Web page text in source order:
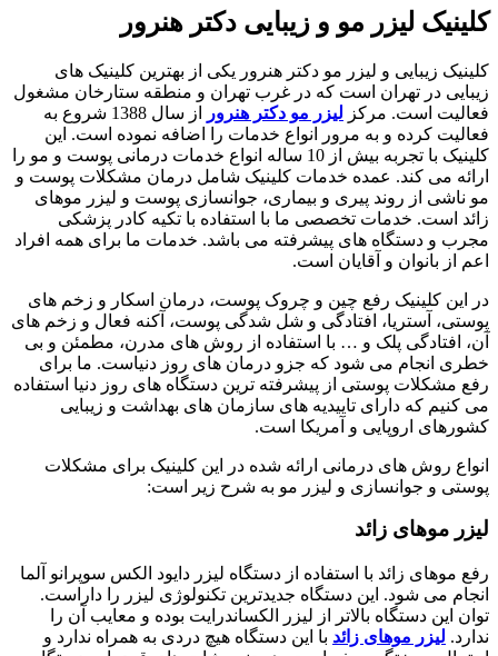
کلینیک لیزر مو و زیبایی دکتر هنرور
کلینیک زیبایی و لیزر مو دکتر هنرور یکی از بهترین کلینیک های
زیبایی در تهران است که در غرب تهران و منطقه ستارخان مشغول
فعالیت است. مرکز لیزر مو دکتر هنرور
از سال 1388 شروع به
فعالیت کرده و به مرور انواع خدمات را اضافه نموده است. این
کلینیک با تجربه بیش از 10 ساله انواع خدمات درمانی پوست و مو را
ارائه می کند. عمده خدمات کلینیک شامل درمان مشکلات پوست و
مو ناشی از روند پیری و بیماری، جوانسازی پوست و لیزر موهای
زائد است. خدمات تخصصی ما با استفاده با تکیه کادر پزشکی
مجرب و دستگاه های پیشرفته می باشد. خدمات ما برای همه افراد
اعم از بانوان و آقایان است.
در این کلینیک رفع چین و چروک پوست، درمان اسکار و زخم های
پوستی، آستریا، افتادگی و شل شدگی پوست، آکنه فعال و زخم های
آن، افتادگی پلک و … با استفاده از روش های مدرن، مطمئن و بی
خطری انجام می شود که جزو درمان های روز دنیاست. ما برای
رفع مشکلات پوستی از پیشرفته ترین دستگاه های روز دنیا استفاده
می کنیم که دارای تاییدیه های سازمان های بهداشت و زیبایی
کشورهای اروپایی و آمریکا است.
انواع روش های درمانی ارائه شده در این کلینیک برای مشکلات
پوستی و جوانسازی و لیزر مو به شرح زیر است:
لیزر موهای زائد
رفع موهای زائد با استفاده از دستگاه لیزر دایود الکس سوپرانو آلما
انجام می شود. این دستگاه جدیدترین تکنولوژی لیزر را داراست.
توان این دستگاه بالاتر از لیزر الکساندرایت بوده و معایب آن را
ندارد. لیزر موهای زائد با این دستگاه هیچ دردی به همراه ندارد و